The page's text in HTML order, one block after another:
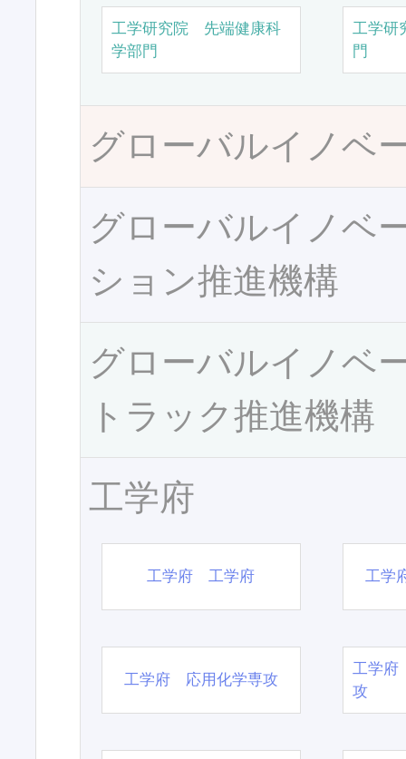
工学研究院 先端健康科
学部門
工学研
門
グローバルイノベ
グローバルイノベ
ション推進機構
グローバルイノベ
トラック推進機構
工学府
工学府 工学府 工学
工学府 応用化学専攻
工学府
攻